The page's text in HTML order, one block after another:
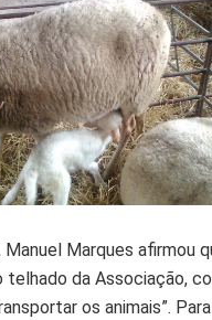
Marques afirmou
da Associação,
os animais”.